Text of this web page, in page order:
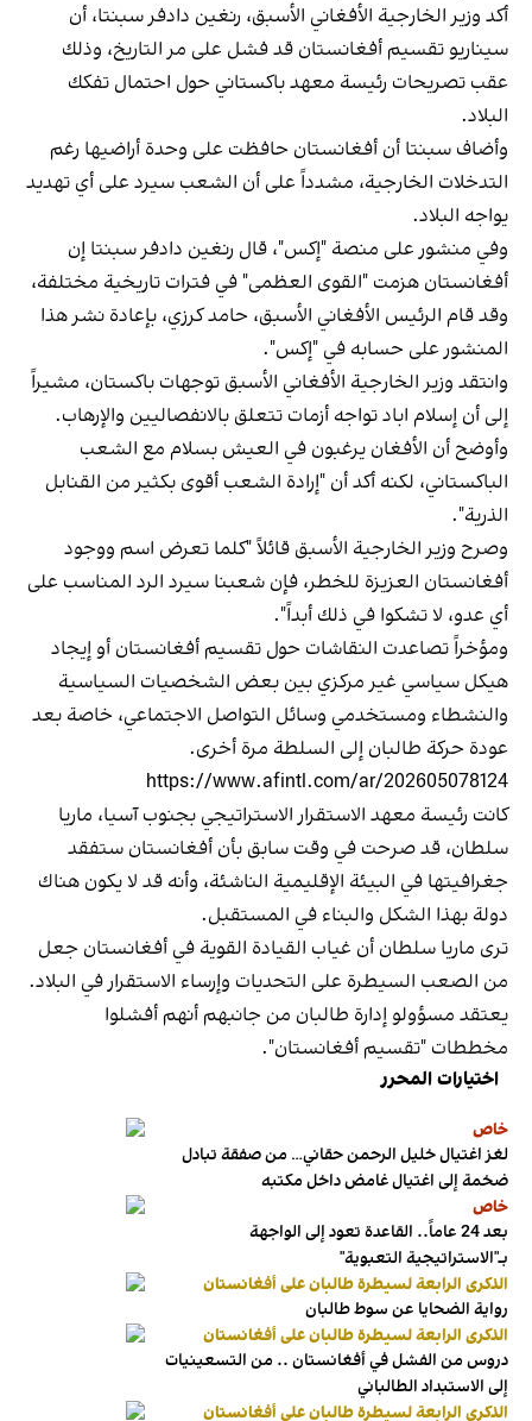
أكد وزير الخارجية الأفغاني الأسبق، رنغين دادفر سبنتا، أن
سيناريو تقسيم أفغانستان قد فشل على مر التاريخ، وذلك
عقب تصريحات رئيسة معهد باكستاني حول احتمال تفكك
البلاد.
وأضاف سبنتا أن أفغانستان حافظت على وحدة أراضيها رغم
التدخلات الخارجية، مشدداً على أن الشعب سيرد على أي تهديد
يواجه البلاد.
وفي منشور على منصة "إكس"، قال رنغين دادفر سبنتا إن
أفغانستان هزمت "القوى العظمى" في فترات تاريخية مختلفة،
وقد قام الرئيس الأفغاني الأسبق، حامد كرزي، بإعادة نشر هذا
المنشور على حسابه في "إكس".
وانتقد وزير الخارجية الأفغاني الأسبق توجهات باكستان، مشيراً
إلى أن إسلام اباد تواجه أزمات تتعلق بالانفصاليين والإرهاب.
وأوضح أن الأفغان يرغبون في العيش بسلام مع الشعب
الباكستاني، لكنه أكد أن "إرادة الشعب أقوى بكثير من القنابل
الذرية".
وصرح وزير الخارجية الأسبق قائلاً "كلما تعرض اسم ووجود
أفغانستان العزيزة للخطر، فإن شعبنا سيرد الرد المناسب على
أي عدو، لا تشكوا في ذلك أبداً".
ومؤخراً تصاعدت النقاشات حول تقسيم أفغانستان أو إيجاد
هيكل سياسي غير مركزي بين بعض الشخصيات السياسية
والنشطاء ومستخدمي وسائل التواصل الاجتماعي، خاصة بعد
عودة حركة طالبان إلى السلطة مرة أخرى.
https://www.afintl.com/ar/202605078124
كانت رئيسة معهد الاستقرار الاستراتيجي بجنوب آسيا، ماريا
سلطان، قد صرحت في وقت سابق بأن أفغانستان ستفقد
جغرافيتها في البيئة الإقليمية الناشئة، وأنه قد لا يكون هناك
دولة بهذا الشكل والبناء في المستقبل.
ترى ماريا سلطان أن غياب القيادة القوية في أفغانستان جعل
من الصعب السيطرة على التحديات وإرساء الاستقرار في البلاد.
يعتقد مسؤولو إدارة طالبان من جانبهم أنهم أفشلوا
مخططات "تقسيم أفغانستان".
اختيارات المحرر
خاص
لغز اغتيال خليل الرحمن حقاني… من صفقة تبادل
ضخمة إلى اغتيال غامض داخل مكتبه
خاص
بعد 24 عاماً.. القاعدة تعود إلى الواجهة
بـ"الاستراتيجية التعبوية"
الذكرى الرابعة لسيطرة طالبان على أفغانستان
رواية الضحايا عن سوط طالبان
الذكرى الرابعة لسيطرة طالبان على أفغانستان
دروس من الفشل في أفغانستان .. من التسعينيات
إلى الاستبداد الطالباني
الذكرى الرابعة لسيطرة طالبان على أفغانستان